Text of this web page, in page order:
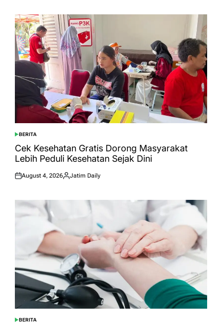
POSTED
IN
BERITA
Cek Kesehatan Gratis Dorong Masyarakat
Lebih Peduli Kesehatan Sejak Dini
Posted
August 4, 2026
Posted
Jatim Daily
POSTED
BERITA